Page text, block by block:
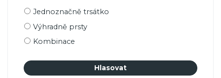
Možnosti
Jednoznačně trsátko
Výhradně prsty
Kombinace